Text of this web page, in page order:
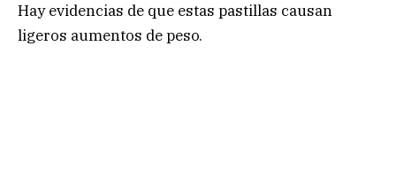
Hay evidencias de que estas pastillas causan
ligeros aumentos de peso.